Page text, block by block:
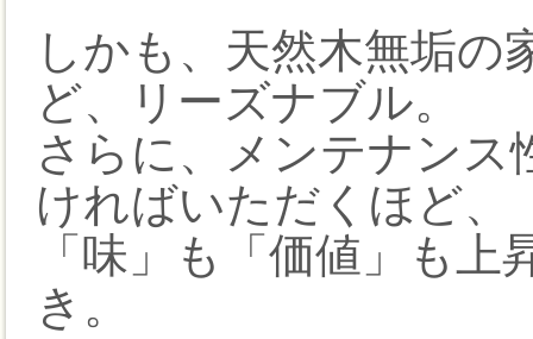
しかも、天然木無垢
ど、リーズナブル。
さらに、メンテナンス
ければいただくほど、
「味」も「価値」も
き。